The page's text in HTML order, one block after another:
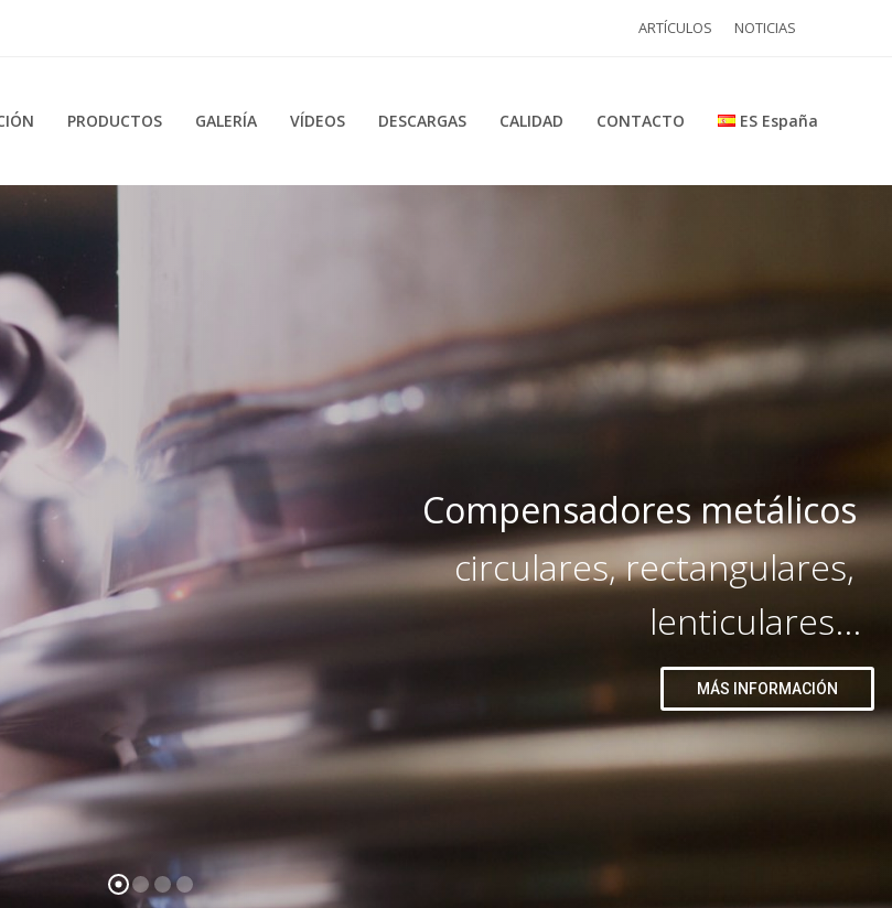
ARTÍCULOS NOTICIAS
PRODUCTOS GALERÍA VÍDEOS DESCARGAS CALIDAD CONTACTO ES España
Compensadores metálicos
circulares, rectangulares,
lenticulares...
MÁS INFORMACIÓN